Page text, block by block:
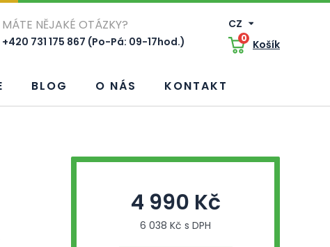
MÁTE NĚJAKÉ OTÁZKY?
+420 731 175 867 (Po-Pá: 09-17hod.)
CZ
0 Košík
BLOG O NÁS KONTAKT
4 990 Kč
6 038 Kč s DPH